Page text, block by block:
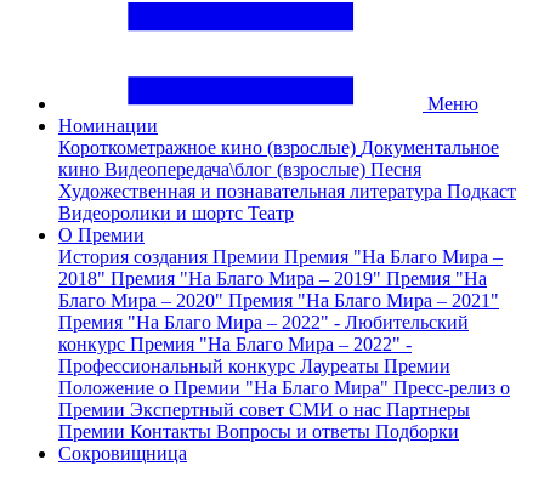
Меню
Номинации
Короткометражное кино (взрослые) Документальное
кино Видеопередача\блог (взрослые) Песня
Художественная и познавательная литература Подкаст
Видеоролики и шортс Театр
О Премии
История создания Премии Премия "На Благо Мира –
2018" Премия "На Благо Мира – 2019" Премия "На
Благо Мира – 2020" Премия "На Благо Мира – 2021"
Премия "На Благо Мира – 2022" - Любительский
конкурс Премия "На Благо Мира – 2022" -
Профессиональный конкурс Лауреаты Премии
Положение о Премии "На Благо Мира" Пресс-релиз о
Премии Экспертный совет СМИ о нас Партнеры
Премии Контакты Вопросы и ответы Подборки
Сокровищница